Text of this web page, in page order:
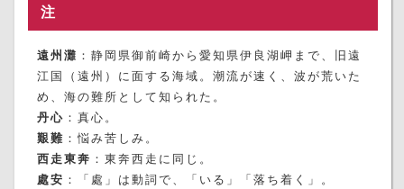
注
遠州灘 ：静岡県御前崎から愛知県伊良湖岬まで、旧遠
江国（遠州）に面する海域。潮流が速く、波が荒いた
め、海の難所として知られた。
丹心 ：真心。
艱難 ：悩み苦しみ。
西走東奔 ：東奔西走に同じ。
處安 ：「處」は動詞で、「いる」「落ち着く」。